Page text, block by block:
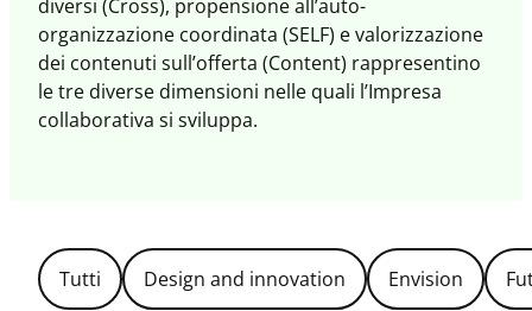
diversi (Cross), propensione all’auto-
organizzazione coordinata (SELF) e valorizzazione
dei contenuti sull’offerta (Content) rappresentino
le tre diverse dimensioni nelle quali l’Impresa
collaborativa si sviluppa.
Filtra
per
Tutti Design and innovation Envision